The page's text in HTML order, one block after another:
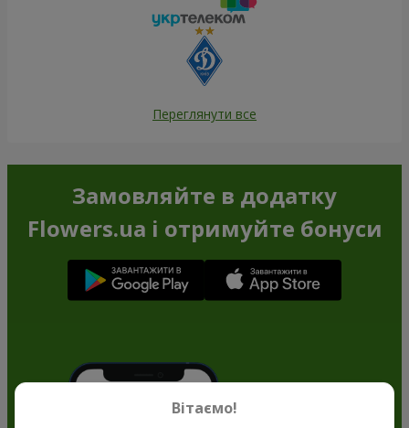
Переглянути все
Замовляйте в додатку
Flowers.ua і отримуйте бонуси
Вітаємо!